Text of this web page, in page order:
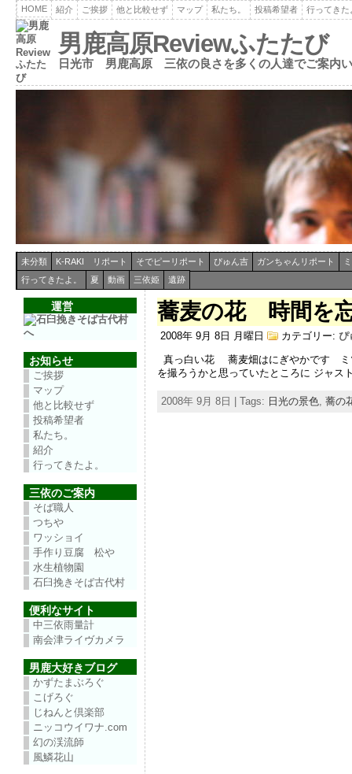
HOME 紹介 ご挨拶 他と比較せず マップ 私たち。 投稿希望者 行ってきた
男鹿高原Reviewふたたび
日光市 男鹿高原 三依の良さを多くの人達でご案内
未分類 K-RAKI リポート そでピーリポート ぴゅん吉 ガンちゃんリポート
行ってきたよ。
夏 動画 三依姫 遺跡
運営
お知らせ
ご挨拶
マップ
他と比較せず
投稿希望者
私たち。
紹介
行ってきたよ。
三依のご案内
そば職人
つちや
ワッショイ
手作り豆腐 松や
水生植物園
石臼挽きそば古代村
便利なサイト
中三依雨量計
南会津ライヴカメラ
男鹿大好きブログ
かずたまぶろぐ
こげろぐ
じねんと倶楽部
ニッコウイワナ.com
幻の渓流師
風鱗花山
蕎麦の花 時間を
2008年 9月 8日 月曜日 カテゴリー: ぴ
真っ白い花 蕎麦畑はにぎやかです ミ
を撮ろうかと思っていたところに ジャ
2008年 9月 8日 | Tags: 日光の景色 蕎の